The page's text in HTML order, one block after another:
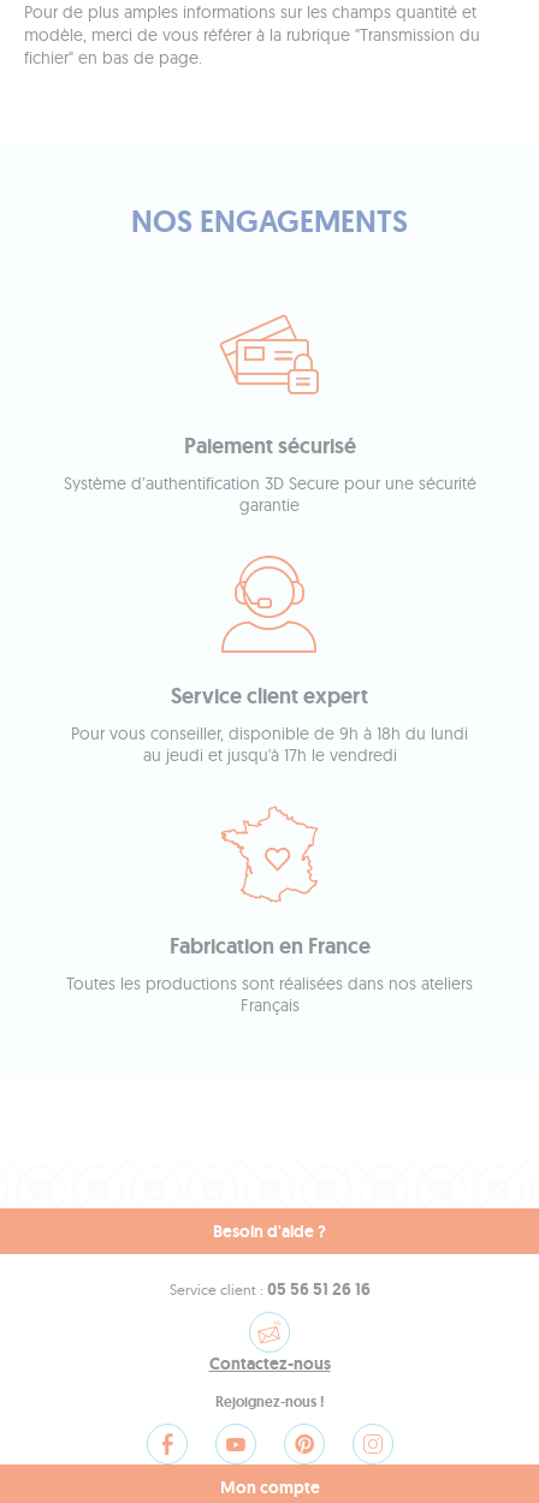
Pour de plus amples informations sur les champs quantité et
modèle, merci de vous référer à la rubrique "Transmission du
fichier" en bas de page.
NOS ENGAGEMENTS
Paiement sécurisé
Système d’authentification 3D Secure pour une sécurité
garantie
Service client expert
Pour vous conseiller, disponible de 9h à 18h du lundi
au jeudi et jusqu'à 17h le vendredi
Fabrication en France
Toutes les productions sont réalisées dans nos ateliers
Français
Besoin d'aide ?
Service client : 05 56 51 26 16
Contactez-nous
Rejoignez-nous !
Mon compte